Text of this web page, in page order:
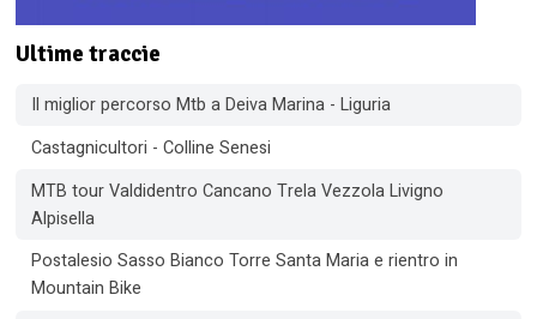
Ultime traccie
Il miglior percorso Mtb a Deiva Marina - Liguria
Castagnicultori - Colline Senesi
MTB tour Valdidentro Cancano Trela Vezzola Livigno
Alpisella
Postalesio Sasso Bianco Torre Santa Maria e rientro in
Mountain Bike